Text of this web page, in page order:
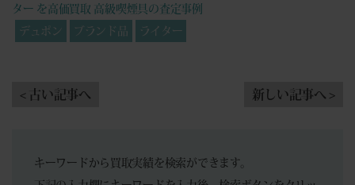
ター を高価買取 高級喫煙具の査定事例
デュポン
ブランド品 ライター
< 古い記事へ 新しい記事へ >
キーワードから買取実績を検索ができます。